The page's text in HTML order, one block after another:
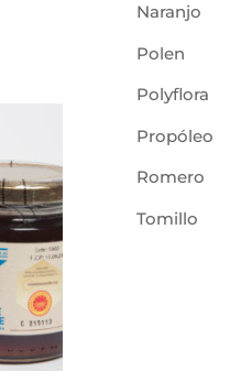
Naranjo
Polen
Polyflora
Propóleo
Romero
Tomillo